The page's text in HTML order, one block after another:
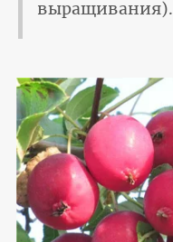
выращивания).